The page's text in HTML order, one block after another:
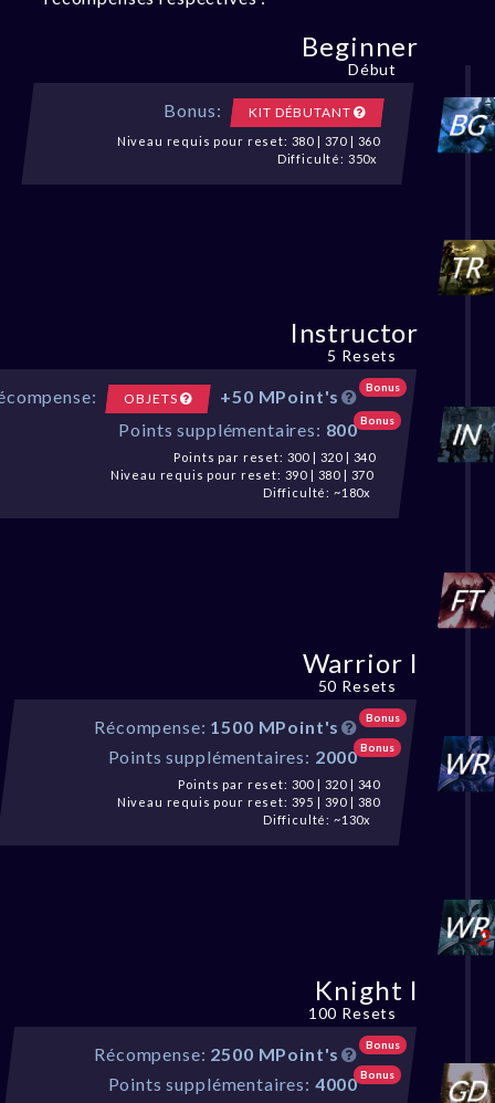
Beginner
Début
Bonus: KIT DÉBUTANT
Niveau requis pour reset: 380 | 370 | 360
Difficulté: 350x
Instructor
5 Resets
OBJETS +50 MPoint's Bonus
Points supplémentaires: 800Bonus
Points par reset: 300 | 320 | 340
Niveau requis pour reset: 390 | 380 | 370
Difficulté: ~180x
Warrior I
50 Resets
Récompense: 1500 MPoint's Bonus
Points supplémentaires: 2000Bonus
Points par reset: 300 | 320 | 340
Niveau requis pour reset: 395 | 390 | 380
Difficulté: ~130x
Knight I
100 Resets
Récompense: 2500 MPoint's Bonus
Points supplémentaires: 4000Bonus